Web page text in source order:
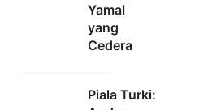
Yamal
yang
Cedera
Piala Turki: